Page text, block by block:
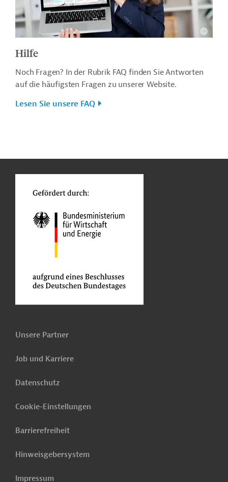
Hilfe
Noch Fragen? In der Rubrik FAQ finden Sie Antworten
auf die häufigsten Fragen zu unserer Website.
Lesen Sie unsere FAQ
Unsere Partner
Job und Karriere
Datenschutz
Cookie-Einstellungen
Barrierefreiheit
Hinweisgebersystem
Impressum